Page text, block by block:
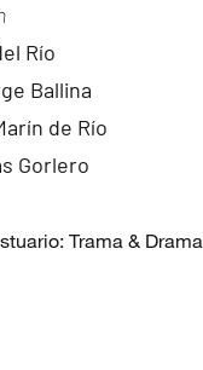
Río
Ballina
de Río
Gorlero
Trama & Drama